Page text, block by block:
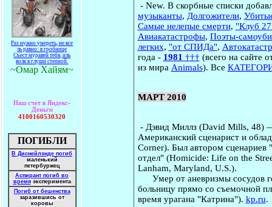
Раз нужно умереть, не все
ль равно: в гробнице
Съест муравей тебя, иль
волк в глуши степной.
~Омар Хайям~
Наш счет в Яндекс-
Деньги
4100160530320
ПОГИБЛИ
В Диснейлэнде погиб
маленький
петербуржец
Аспирант погиб во
времяэксперимента
Погиб от бешенства
заразившись от
коровы
- New. В скорбные списки
музыканты, Долгожители,
Самые нелепые смерти, "Клуб
Авиакатастрофы, Поэты-
легких, "от СПИДа",
года - 1981 ††† (всего на сайте
из мира Animals). Все
МАРТ 2010
- Дэвид Миллз (David Mills, 48)
Американский сценарист и
Corner). Был автором
отдел" (Homicide: Life on the
Lanham, Maryland, U.S.).
Умер от аневризмы сосудов
больницу прямо со съемочной
время урагана "Катрина"). kp.ru.